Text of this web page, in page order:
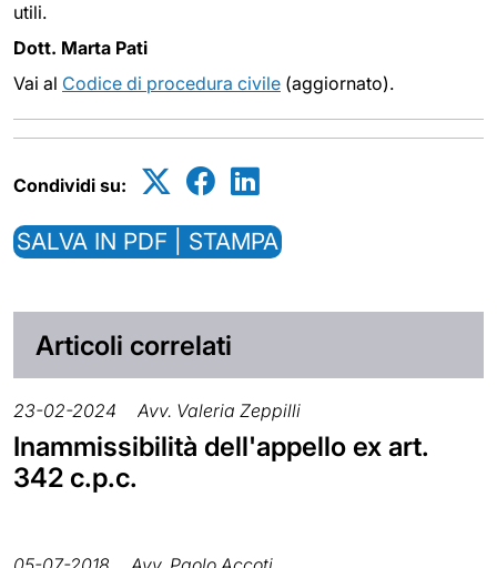
utili.
Dott. Marta Pati
Vai al Codice di procedura civile (aggiornato).
Condividi su:
SALVA IN PDF | STAMPA
Articoli correlati
23-02-2024 Avv. Valeria Zeppilli
Inammissibilità dell'appello ex art.
342 c.p.c.